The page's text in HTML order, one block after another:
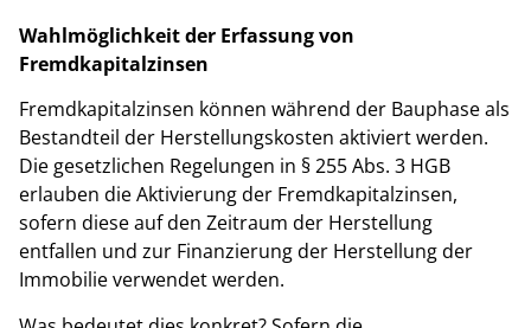
Wahlmöglichkeit der Erfassung von
Fremdkapitalzinsen
Fremdkapitalzinsen können während der Bauphase als
Bestandteil der Herstellungskosten aktiviert werden.
Die gesetzlichen Regelungen in § 255 Abs. 3 HGB
erlauben die Aktivierung der Fremdkapitalzinsen,
sofern diese auf den Zeitraum der Herstellung
entfallen und zur Finanzierung der Herstellung der
Immobilie verwendet werden.